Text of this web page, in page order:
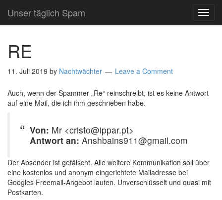
Unser täglich Spam
RE
11. Juli 2019 by Nachtwächter Leave a Comment
Auch, wenn der Spammer „Re“ reinschreibt, ist es keine Antwort
auf eine Mail, die ich ihm geschrieben habe.
Von: Mr <cristo@ippar.pt>
Antwort an: Anshbains911@gmail.com
Der Absender ist gefälscht. Alle weitere Kommunikation soll über
eine kostenlos und anonym eingerichtete Mailadresse bei
Googles Freemail-Angebot laufen. Unverschlüsselt und quasi mit
Postkarten.